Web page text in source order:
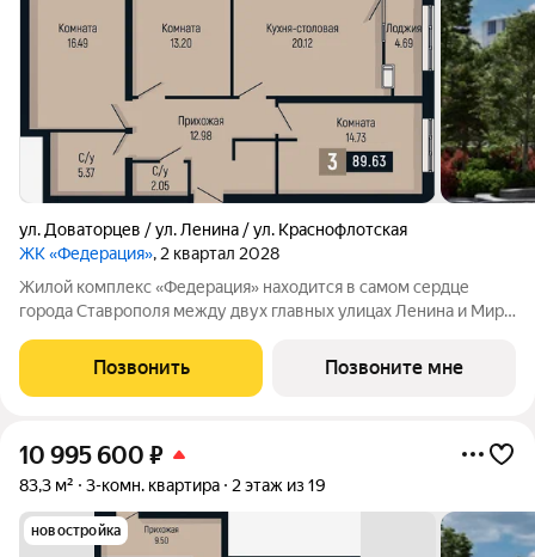
ул. Доваторцев / ул. Ленина / ул. Краснофлотская
ЖК «Федерация», 2 квартал 2028
Жилой комплекс «Федерация» находится в самом сердце
города Ставрополя между двух главных улицах Ленина и Мира,
Доваторцев. Зеленый двор способен придать новый уровень
качеству жизни, а его хозяину
Позвонить Позвоните мне
10 995 600 ₽
83,3 м² 3-комн. квартира 2 этаж из 19
новостройка